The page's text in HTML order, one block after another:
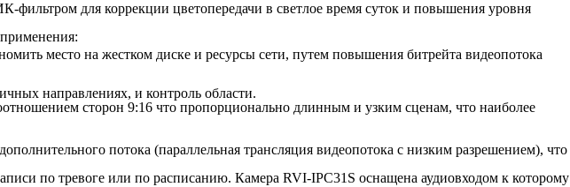
для коррекции цветопередачи в светлое время суток и повышения уровня
место на жестком диске и ресурсы сети, путем повышения битрейта видеопотока
направлениях, и контроль области.
сторон 9:16 что пропорционально длинным и узким сценам, что наиболее
потока (параллельная трансляция видеопотока с низким разрешением), что
по тревоге или по расписанию. Камера RVI-IPC31S оснащена аудиовходом к которому